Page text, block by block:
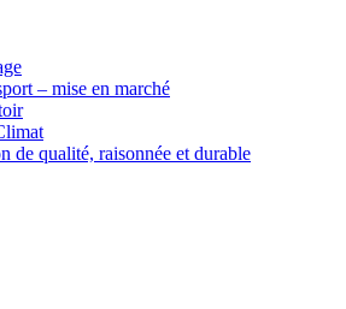
– mise en marché
de qualité, raisonnée et durable